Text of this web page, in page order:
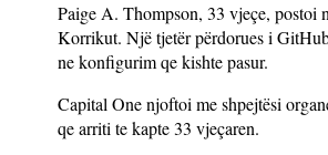
Paige A. Thompson, 33 vjeçe, postoi
Korrikut. Një tjetër përdorues i
ne konfigurim qe kishte pasur.
Capital One njoftoi me shpejtësi
qe arriti te kapte 33 vjeçaren.